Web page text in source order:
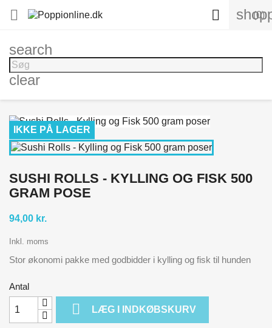
 (0)

search
clear
IKKE PÅ LAGER
SUSHI ROLLS - KYLLING OG FISK 500
GRAM POSE
94,00 kr.
Inkl. moms
Stor økonomi pakke med godbidder i kylling og fisk til hunden
Antal
 LÆG I INDKØBSKURV